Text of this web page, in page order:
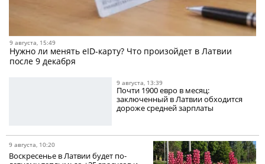
9 августа, 15:49
Нужно ли менять eID-карту? Что произойдет в Латвии
после 9 декабря
9 августа, 13:39
Почти 1900 евро в месяц:
заключенный в Латвии обходится
дороже средней зарплаты
9 августа, 10:20
Воскресенье в Латвии будет по-